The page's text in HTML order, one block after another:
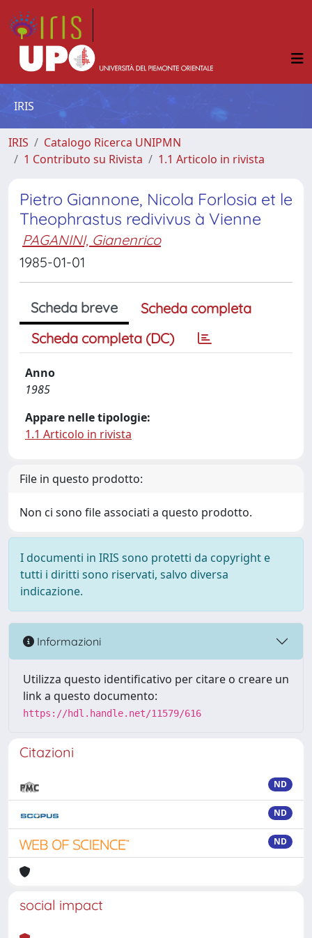
IRIS
IRIS
Catalogo Ricerca UNIPMN
1 Contributo su Rivista
1.1 Articolo in rivista
Pietro Giannone, Nicola Forlosia et le
Theophrastus redivivus à Vienne
PAGANINI, Gianenrico
1985-01-01
Scheda breve
Scheda completa
Scheda completa (DC)
Anno
1985
Appare nelle tipologie:
1.1 Articolo in rivista
File in questo prodotto:
Non ci sono file associati a questo prodotto.
I documenti in IRIS sono protetti da copyright e
tutti i diritti sono riservati, salvo diversa
indicazione.
Informazioni
Utilizza questo identificativo per citare o creare un
link a questo documento:
https://hdl.handle.net/11579/616
Citazioni
ND
ND
ND
social impact